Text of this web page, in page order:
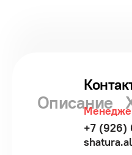
Описание
+7 (926)